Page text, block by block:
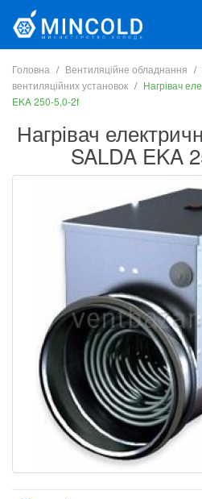
Головна Вентиляційне обладнання
вентиляційних установок
Нагрівач
EKA 250-5,0-2f
Нагрівач
SALDA EKA